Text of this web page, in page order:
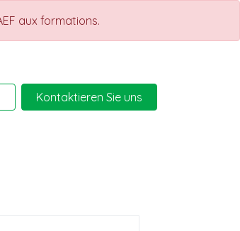
aux formations.
Kontaktieren Sie uns